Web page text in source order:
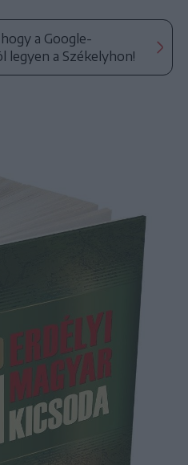
a Google-
legyen a Székelyhon!